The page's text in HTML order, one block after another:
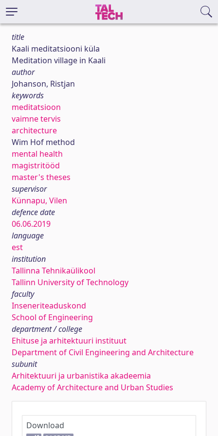
title
Kaali meditatsiooni küla
Meditation village in Kaali
author
Johanson, Ristjan
keywords
meditatsioon
vaimne tervis
architecture
Wim Hof method
mental health
magistritööd
master's theses
supervisor
Künnapu, Vilen
defence date
06.06.2019
language
est
institution
Tallinna Tehnikaülikool
Tallinn University of Technology
faculty
Inseneriteaduskond
School of Engineering
department / college
Ehituse ja arhitektuuri instituut
Department of Civil Engineering and Architecture
subunit
Arhitektuuri ja urbanistika akadeemia
Academy of Architecture and Urban Studies
Download